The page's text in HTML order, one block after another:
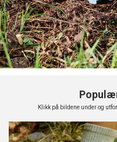
Klikk på bildene under og